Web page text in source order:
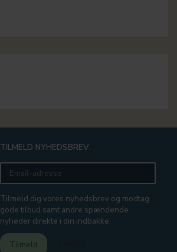
TILMELD NYHEDSBREV
Email-
adresse
Tilmeld dig vores nyhedsbrev og modtag
gode tilbud samt andre spændende
nyheder direkte i din indbakke.
Tilmeld